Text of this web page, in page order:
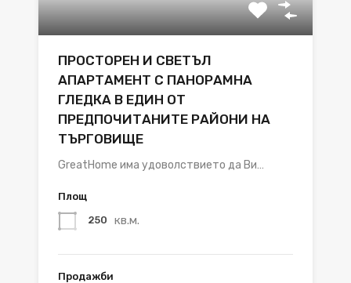
ПРОСТОРЕН И СВЕТЪЛ
АПАРТАМЕНТ С ПАНОРАМНА
ГЛЕДКА В ЕДИН ОТ
ПРЕДПОЧИТАНИТЕ РАЙОНИ НА
ТЪРГОВИЩЕ
GreatHome има удоволствието да Ви…
Площ
250 кв.м.
Продажби